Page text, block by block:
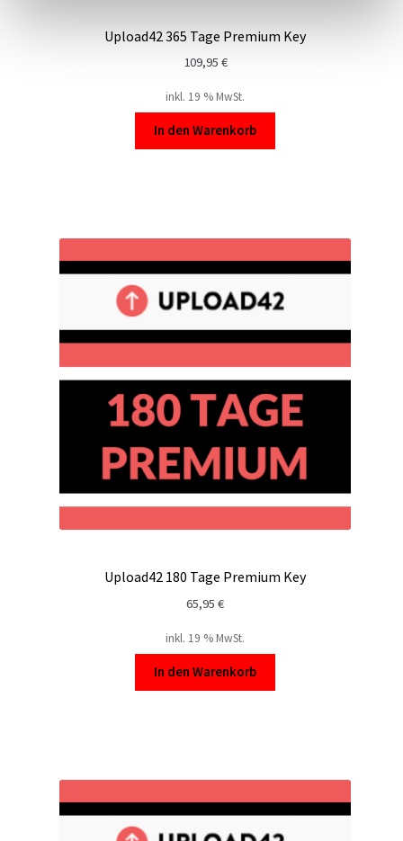
Upload42 365 Tage Premium Key
109,95 €
inkl. 19 % MwSt.
In den Warenkorb
Upload42 180 Tage Premium Key
65,95 €
inkl. 19 % MwSt.
In den Warenkorb